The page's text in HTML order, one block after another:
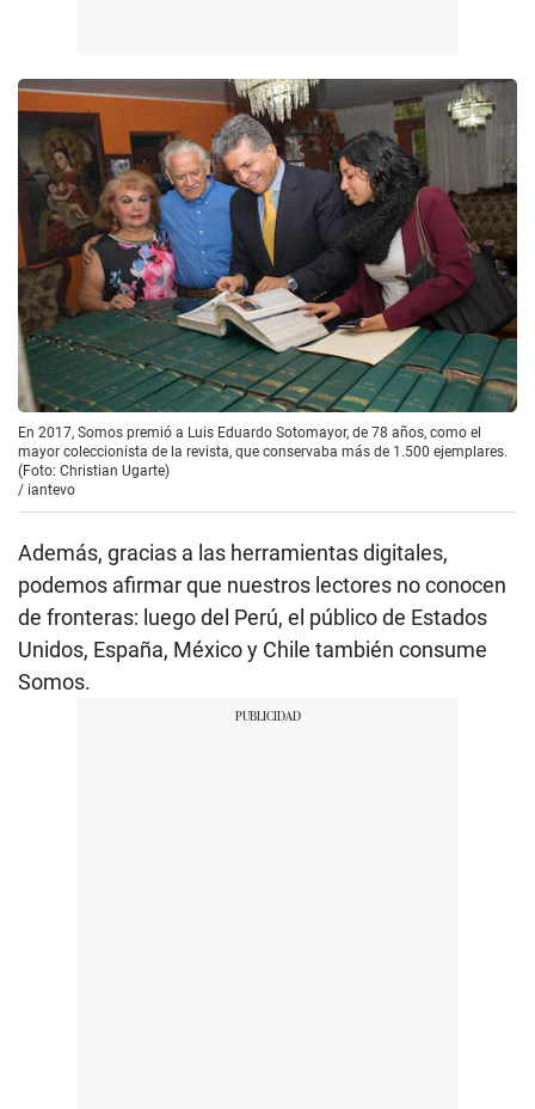
En 2017, Somos premió a Luis Eduardo Sotomayor, de 78 años, como el
mayor coleccionista de la revista, que conservaba más de 1.500 ejemplares.
(Foto: Christian Ugarte)
/ iantevo
Además, gracias a las herramientas digitales,
podemos afirmar que nuestros lectores no conocen
de fronteras: luego del Perú, el público de Estados
Unidos, España, México y Chile también consume
Somos.